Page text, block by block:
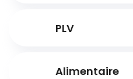
PLV
Alimentaire